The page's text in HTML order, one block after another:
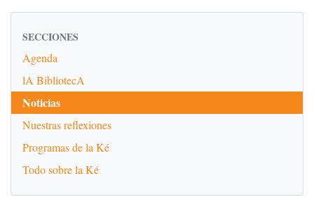
SECCIONES
Agenda
lA BibliotecA
Noticias
Nuestras reflexiones
Programas de la Ké
Todo sobre la Ké